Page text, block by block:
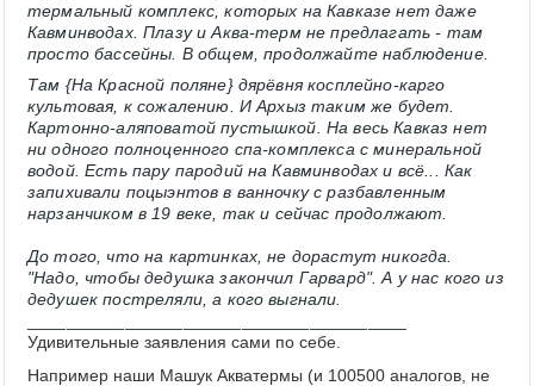
термальный комплекс, которых на Кавказе нет даже
Кавминводах. Плазy и Аква-терм не предлагать - там
просто бассейны. В общем, продолжайте наблюдение.
Там {На Красной поляне} дярёвня косплейно-карго
культовая, к сожалению. И Архыз таким же будет.
Картонно-аляповатой пустышкой. На весь Кавказ нет
ни одного полноценного спа-комплекса с минеральной
водой. Есть пару пародий на Кавминводах и всё... Как
запихивали поцыэнтов в ванночку с разбавленным
нарзанчиком в 19 веке, так и сейчас продолжают.
До того, что на картинках, не дорастут никогда.
"Надо, чтобы дедушка закончил Гарвард". А у нас кого из
дедушек постреляли, а кого выгнали.
Удивительные заявления сами по себе.
Например наши Машук Акватермы (и 100500 аналогов, не